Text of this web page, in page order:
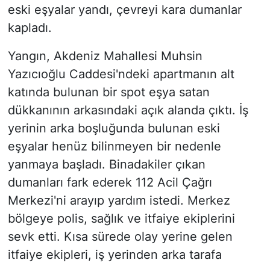
eski eşyalar yandı, çevreyi kara dumanlar
kapladı.
Yangın, Akdeniz Mahallesi Muhsin
Yazıcıoğlu Caddesi'ndeki apartmanın alt
katında bulunan bir spot eşya satan
dükkanının arkasındaki açık alanda çıktı. İş
yerinin arka boşluğunda bulunan eski
eşyalar henüz bilinmeyen bir nedenle
yanmaya başladı. Binadakiler çıkan
dumanları fark ederek 112 Acil Çağrı
Merkezi'ni arayıp yardım istedi. Merkez
bölgeye polis, sağlık ve itfaiye ekiplerini
sevk etti. Kısa sürede olay yerine gelen
itfaiye ekipleri, iş yerinden arka tarafa